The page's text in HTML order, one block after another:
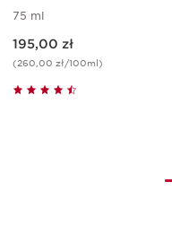
75 ml
195,00 zł
(260,00 zł/100ml)